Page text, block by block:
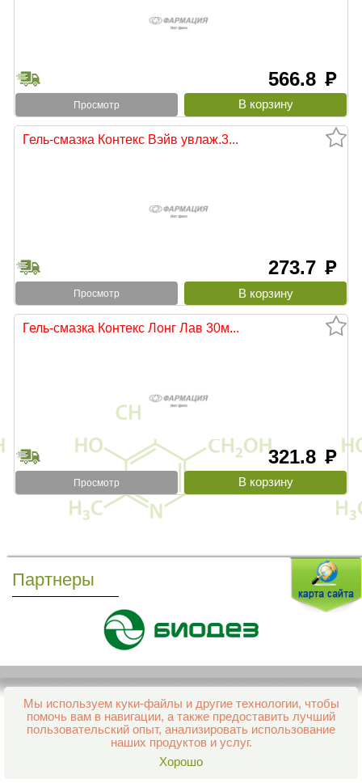
566.8 руб
Просмотр
Гель-смазка Контекс Вэйв увлаж.3...
273.7 руб
Просмотр
Гель-смазка Контекс Лонг Лав 30м...
321.8 руб
Просмотр
Партнеры
Мы используем куки-файлы и другие технологии, чтобы
помочь вам в навигации, а также предоставить лучший
пользовательский опыт, анализировать использование
наших продуктов и услуг.
Хорошо
Все права защищены и охраняются законом
© 2013–2026 Интернет-аптека Фармация
support@aptekapenza.ru
Телефон: Служба обработки заказов 99-98-28